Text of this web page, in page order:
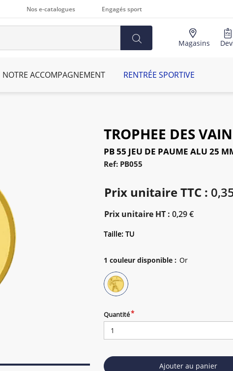
Nos e-catalogues Engagés sport
Magasins
NOTRE ACCOMPAGNEMENT RENTRÉE SPORTIVE
TROPHEE DES
PB 55 JEU DE PAUME ALU 25
Ref: PB055
Prix unitaire TTC :
Prix unitaire HT : 0,29 €
Taille: TU
1 couleur disponible:
Quantité
Ajouter au panier